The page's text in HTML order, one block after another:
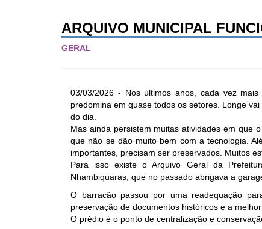
ARQUIVO MUNICIPAL
GERAL
03/03/2026 - Nos últimos anos, cada vez
predomina em quase todos os setores. Longe
do dia.
Mas ainda persistem muitas atividades em que
que não se dão muito bem com a tecnologia.
importantes, precisam ser preservados. Muitos
Para isso existe o Arquivo Geral da
Nhambiquaras, que no passado abrigava a
O barracão passou por uma readequação
preservação de documentos históricos e a
O prédio é o ponto de centralização e